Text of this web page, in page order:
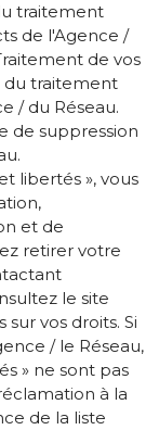
traitement
de l'Agence /
de vos
du traitement
/ du Réseau.
de suppression
libertés », vous
et de
retirer votre
le site
vos droits. Si
/ le Réseau,
» ne sont pas
à la
de la liste